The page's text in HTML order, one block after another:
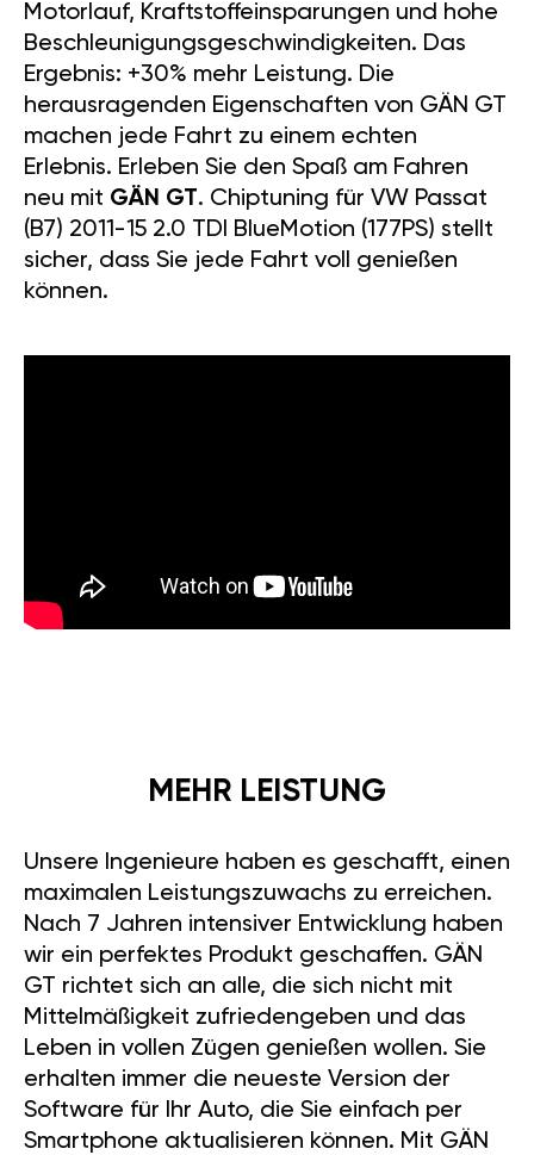
Motorlauf, Kraftstoffeinsparungen und hohe
Beschleunigungsgeschwindigkeiten. Das
Ergebnis: +30% mehr Leistung. Die
herausragenden Eigenschaften von GÄN GT
machen jede Fahrt zu einem echten
Erlebnis. Erleben Sie den Spaß am Fahren
neu mit GÄN GT. Chiptuning für VW Passat
(B7) 2011-15 2.0 TDI BlueMotion (177PS) stellt
sicher, dass Sie jede Fahrt voll genießen
können.
MEHR LEISTUNG
Unsere Ingenieure haben es geschafft, einen
maximalen Leistungszuwachs zu erreichen.
Nach 7 Jahren intensiver Entwicklung haben
wir ein perfektes Produkt geschaffen. GÄN
GT richtet sich an alle, die sich nicht mit
Mittelmäßigkeit zufriedengeben und das
Leben in vollen Zügen genießen wollen. Sie
erhalten immer die neueste Version der
Software für Ihr Auto, die Sie einfach per
Smartphone aktualisieren können. Mit GÄN